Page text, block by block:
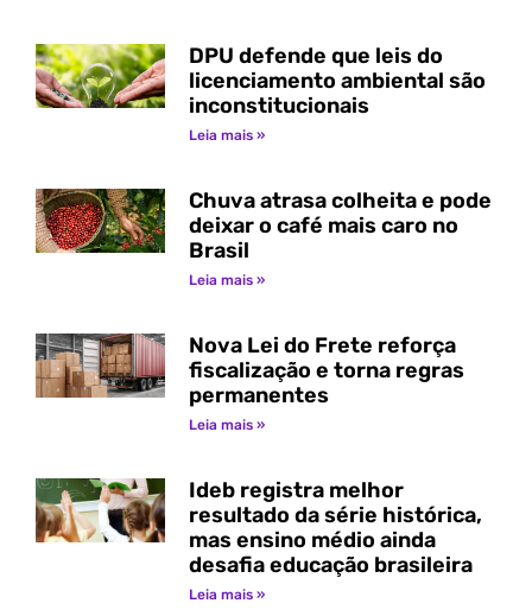
DPU defende que leis do
licenciamento ambiental são
inconstitucionais
Leia mais »
Chuva atrasa colheita e pode
deixar o café mais caro no
Brasil
Leia mais »
Nova Lei do Frete reforça
fiscalização e torna regras
permanentes
Leia mais »
Ideb registra melhor
resultado da série histórica,
mas ensino médio ainda
desafia educação brasileira
Leia mais »